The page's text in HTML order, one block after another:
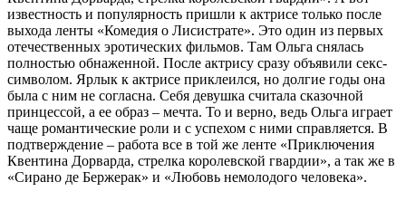
известность и популярность пришли к актрисе только после
выхода ленты «Комедия о Лисистрате». Это один из первых
отечественных эротических фильмов. Там Ольга снялась
полностью обнаженной. После актрису сразу объявили секс-
символом. Ярлык к актрисе приклеился, но долгие годы она
была с ним не согласна. Себя девушка считала сказочной
принцессой, а ее образ – мечта. То и верно, ведь Ольга играет
чаще романтические роли и с успехом с ними справляется. В
подтверждение – работа все в той же ленте «Приключения
Квентина Дорварда, стрелка королевской гвардии», а так же в
«Сирано де Бержерак» и «Любовь немолодого человека».